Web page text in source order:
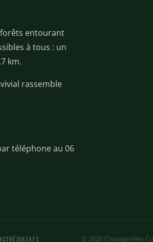
forêts entourant
à tous : un
km.
rassemble
téléphone au 06
RÉSULTATS © 2026 Chassignolles